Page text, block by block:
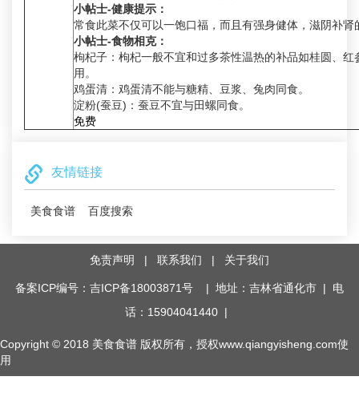
小帖士-健康提示：
常食此菜不仅可以一饱口福，而且有强身健体，滋阴补肾
小帖士-食物相克：
枸杞子：枸杞一般不宜和过多茶性温热的补品如桂圆、红
用。
鸡蛋清：鸡蛋清不能与糖精、豆浆、兔肉同食。
淀粉(蚕豆)：蚕豆不宜与田螺同食。
免费
友情链接
美食食谱 百度搜索
免责声明 | 联系我们 | 关于我们
备案ICP编号：吉ICP备18003871号 | 地址：吉林省通化市 | 电
话：15904041440 |
Copyright © 2018 美食食谱 版权所有，授权www.qiangyisheng.com使
用